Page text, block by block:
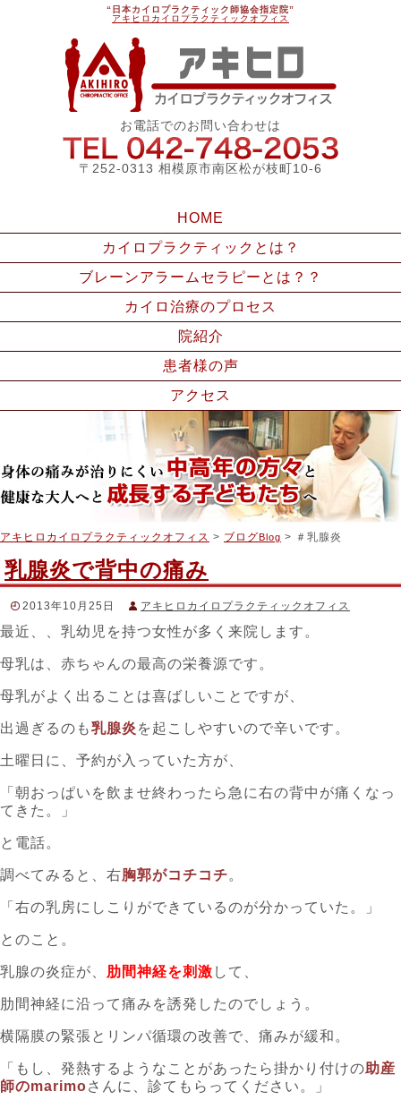
“日本カイロプラクティック師協会指定院”
アキヒロカイロプラクティックオフィス
お電話でのお問い合わせは
〒252-0313 相模原市南区松が枝町10-6
HOME
カイロプラクティックとは？
ブレーンアラームセラピーとは？？
カイロ治療のプロセス
院紹介
患者様の声
アクセス
アキヒロカイロプラクティックオフィス > ブログ Blog > ＃乳腺炎
乳腺炎で背中の痛み
2013年10月25日
アキヒロカイロプラクティックオフィス
スタッフブログ
＃アキヒロカイロプラクティック ,＃カイロプラクティック
リンパ循環,＃乳房のしこり,＃乳腺炎, ＃機能神経学
最近、、乳幼児を持つ女性が多く来院します。
母乳は、赤ちゃんの最高の栄養源です。
母乳がよく出ることは喜ばしいことですが、
出過ぎるのも乳腺炎を起こしやすいので辛いです。
土曜日に、予約が入っていた方が、
「朝おっぱいを飲ませ終わったら急に右の背中が痛くなっ
てきた。」
と電話。
調べてみると、右胸郭がコチコチ。
「右の乳房にしこりができているのが分かっていた。」
とのこと。
乳腺の炎症が、 肋間神経を刺激 して、
肋間神経に沿って痛みを誘発したのでしょう。
横隔膜の緊張とリンパ循環の改善で、痛みが緩和。
「もし、発熱するようなことがあったら掛かり付けの助産
師のmarimoさんに、診てもらってください。」